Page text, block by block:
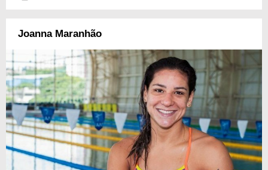
Joanna Maranhão